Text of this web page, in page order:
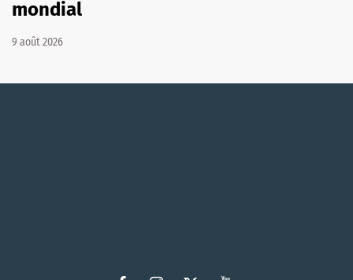
mondial
9 août 2026